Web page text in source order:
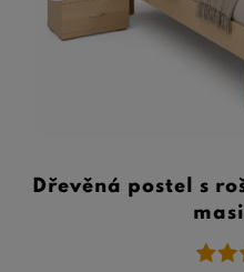
Dřevěná postel s